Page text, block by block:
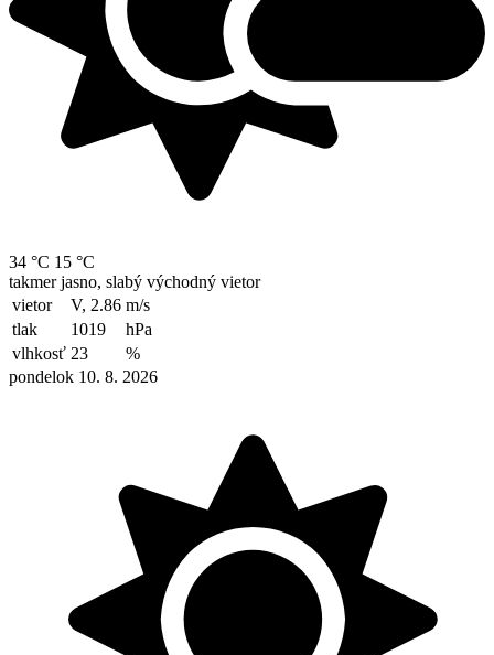
34 °C 15 °C
takmer jasno, slabý východný vietor
vietor
V, 2.86 m/s
tlak
1019
hPa
vlhkosť 23
%
pondelok 10. 8. 2026